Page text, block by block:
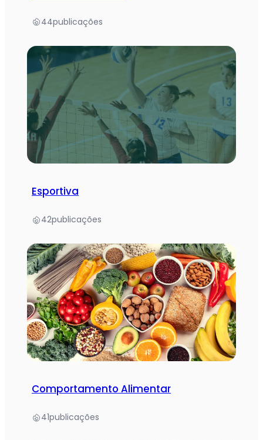
44publicações
Esportiva
42publicações
Comportamento Alimentar
41publicações